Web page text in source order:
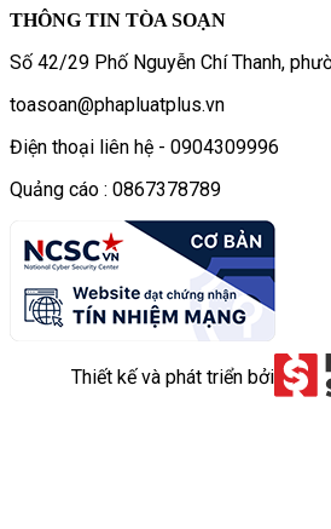
THÔNG TIN TÒA SOẠN
Số 42/29 Phố Nguyễn Chí Thanh,
toasoan@phapluatplus.vn
Điện thoại liên hệ - 0904309996
Quảng cáo : 0867378789
Thiết kế và phát triển bởi